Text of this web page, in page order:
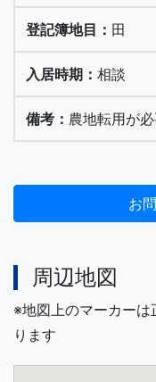
田
相談
農地転用が必
周辺地図
※地図上のマーカー
ります